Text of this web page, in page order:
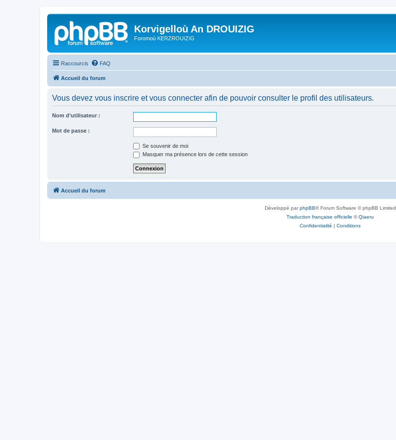
Korvigelloù An DROUIZIG
Foromoù KERZROUIZIG
Raccourcis FAQ
Accueil du forum
Vous devez vous inscrire et vous connecter afin de pouvoir consulter le profil des utilisateurs.
Nom d’utilisateur :
Mot de passe :
Se souvenir de moi
Masquer ma présence lors de cette session
Accueil du forum
Développé parphpBB® Forum Software © phpBB Limited
Traduction française officielle ©Qiaeru
Confidentialité | Conditions